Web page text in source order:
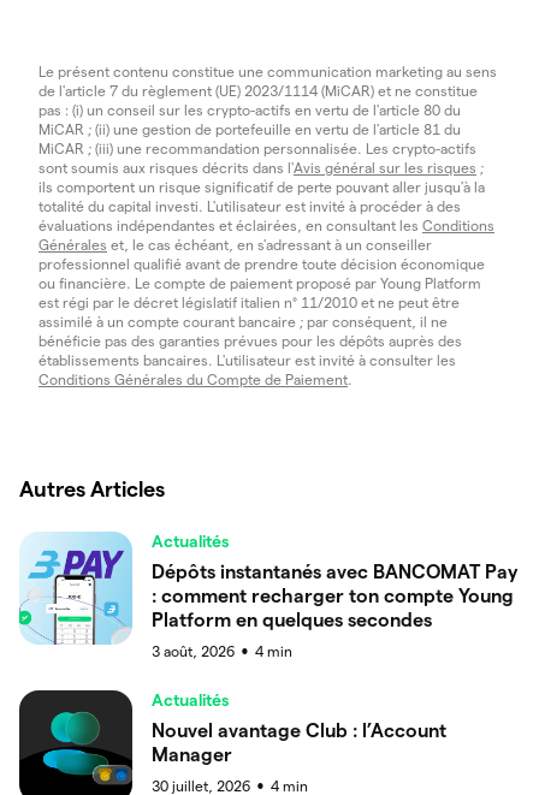
Le présent contenu constitue une communication marketing au sens
de l'article 7 du règlement (UE) 2023/1114 (MiCAR) et ne constitue
pas : (i) un conseil sur les crypto-actifs en vertu de l'article 80 du
MiCAR ; (ii) une gestion de portefeuille en vertu de l'article 81 du
MiCAR ; (iii) une recommandation personnalisée. Les crypto-actifs
sont soumis aux risques décrits dans l'Avis général sur les risques ;
ils comportent un risque significatif de perte pouvant aller jusqu'à la
totalité du capital investi. L'utilisateur est invité à procéder à des
évaluations indépendantes et éclairées, en consultant les Conditions
Générales et, le cas échéant, en s'adressant à un conseiller
professionnel qualifié avant de prendre toute décision économique
ou financière. Le compte de paiement proposé par Young Platform
est régi par le décret législatif italien n° 11/2010 et ne peut être
assimilé à un compte courant bancaire ; par conséquent, il ne
bénéficie pas des garanties prévues pour les dépôts auprès des
établissements bancaires. L'utilisateur est invité à consulter les
Conditions Générales du Compte de Paiement.
Autres Articles
Actualités
Dépôts instantanés avec BANCOMAT Pay
: comment recharger ton compte Young
Platform en quelques secondes
3 août, 2026 ● 4 min
Actualités
Nouvel avantage Club : l’Account
Manager
30 juillet, 2026 ● 4 min